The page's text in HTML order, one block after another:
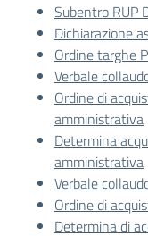
Subentro RUP
Dichiarazione
Ordine targhe
Verbale
Ordine di
amministrativa
Determina
amministrativa
Verbale
Ordine di
Determina di